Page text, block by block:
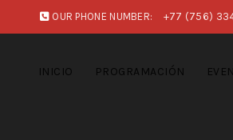
OUR PHONE NUMBER: +77 (756)
INICIO PROGRAMACIÓN